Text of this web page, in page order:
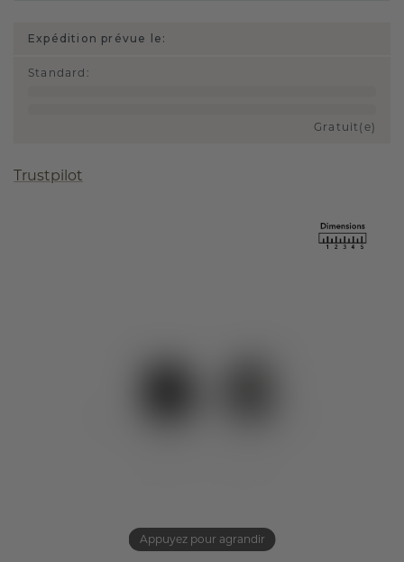
Appuyez pour agrandir
Expédition prévue le:
Standard :
Gratuit(e)
Trustpilot